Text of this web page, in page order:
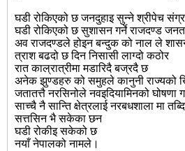
घडी रोकिएको छ जनदुहाइ सुन्ने श्रीपेच
घडी रोकिएको छ सुशासन गर्ने राजदण्ड
अव राजदण्डले होइन बन्दुक को नाल ले
त्राश बढदो छ दिन निसासी लाग्दो कठोर
रात काल्रात्रीमा मडारिदै बज्रदै छ
अनेक झुण्डहरु को समुहले कानुनी राज्यको
जतातत्तै नरसिनोले नवइदियामिनको घोषणा
साच्चै नै सान्ति क्षेत्रलाई नरबधशाला मा
सत्तसिन भै सकेका छन
घडी रोकीइ सकेको छ
नयाँ नेपालको नामले।